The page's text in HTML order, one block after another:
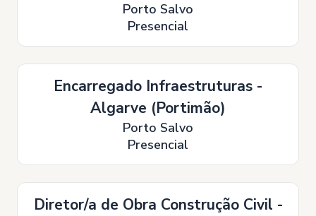
Porto Salvo
Presencial
Encarregado Infraestruturas -
Algarve (Portimão)
Porto Salvo
Presencial
Diretor/a de Obra Construção Civil -